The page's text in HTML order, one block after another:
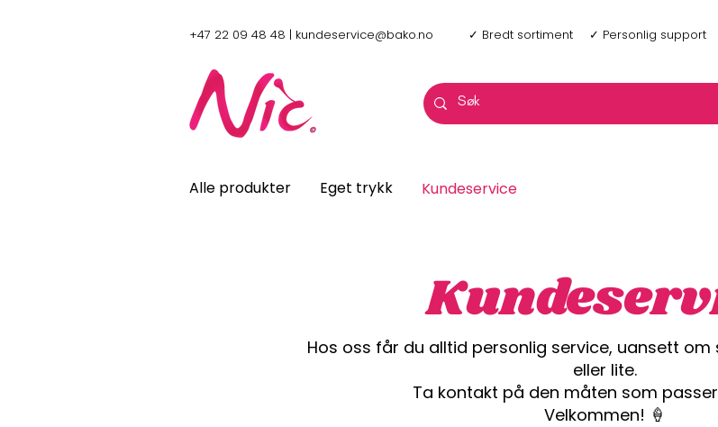
+47 22 09 48 48 | kundeservice@bako.no ✓ Bredt sortiment ✓ Personlig support
Alle produkter Eget trykk Kundeservice
Hos oss får du alltid personlig service, uansett
eller lite.
Ta kontakt på den måten som
Velkommen! 🍦